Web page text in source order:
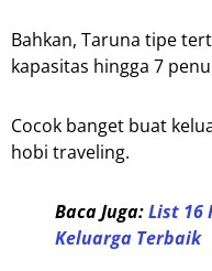
Bahkan, Taruna tipe
kapasitas hingga 7
Cocok banget buat
hobi traveling.
Baca Juga:List 16
Keluarga Terbaik